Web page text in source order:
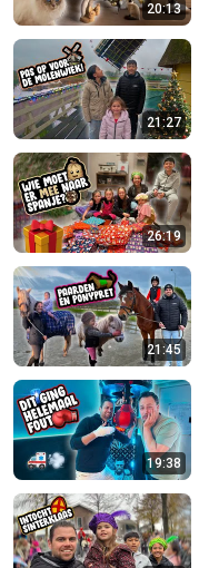
20:13
21:27
26:19
21:45
19:38